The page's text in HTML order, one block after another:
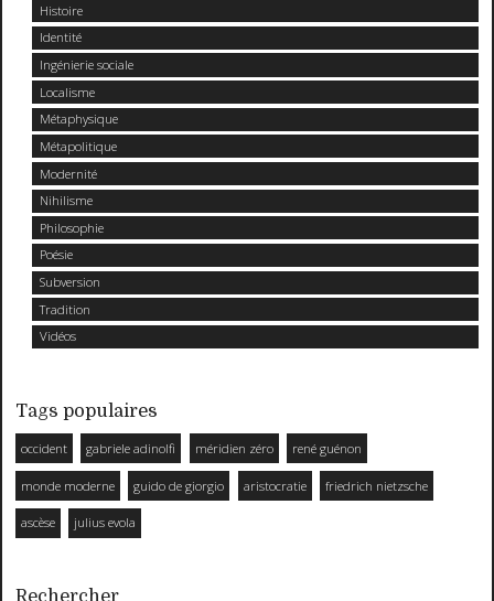
Histoire
Identité
Ingénierie sociale
Localisme
Métaphysique
Métapolitique
Modernité
Nihilisme
Philosophie
Poésie
Subversion
Tradition
Vidéos
Tags populaires
occident gabriele adinolfi méridien zéro rené guénon
monde moderne guido de giorgio aristocratie friedrich nietzsche
ascèse julius evola
Rechercher